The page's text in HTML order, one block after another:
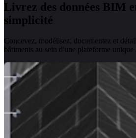
Livrez des données BIM
simplicité
Concevez, modélisez, documentez et
bâtiments au sein d'une plateforme